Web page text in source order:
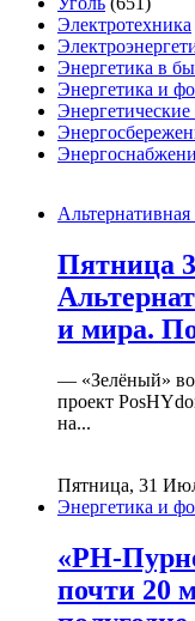
Электротехника
Энергетика в
Энергетика и
Альтернативная
Пятница
и мира.
— «Зелёный»
проект
на...
Пятница, 31
Энергетика и
«РН-
почти 20